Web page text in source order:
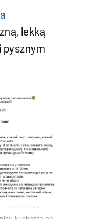
lekką
pysznym